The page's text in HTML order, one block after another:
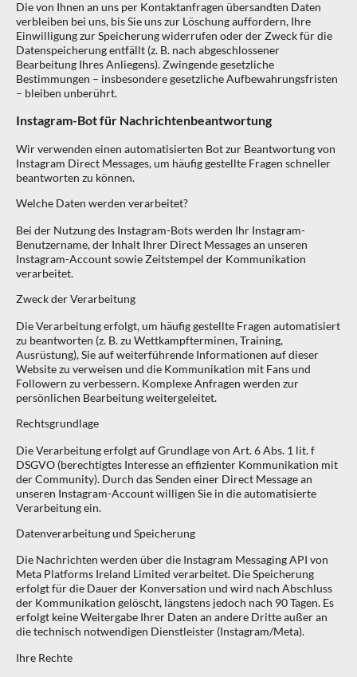
Die von Ihnen an uns per Kontaktanfragen übersandten Daten
verbleiben bei uns, bis Sie uns zur Löschung auffordern, Ihre
Einwilligung zur Speicherung widerrufen oder der Zweck für die
Datenspeicherung entfällt (z. B. nach abgeschlossener
Bearbeitung Ihres Anliegens). Zwingende gesetzliche
Bestimmungen – insbesondere gesetzliche Aufbewahrungsfristen
– bleiben unberührt.
Instagram-Bot für Nachrichtenbeantwortung
Wir verwenden einen automatisierten Bot zur Beantwortung von
Instagram Direct Messages, um häufig gestellte Fragen schneller
beantworten zu können.
Welche Daten werden verarbeitet?
Bei der Nutzung des Instagram-Bots werden Ihr Instagram-
Benutzername, der Inhalt Ihrer Direct Messages an unseren
Instagram-Account sowie Zeitstempel der Kommunikation
verarbeitet.
Zweck der Verarbeitung
Die Verarbeitung erfolgt, um häufig gestellte Fragen automatisiert
zu beantworten (z. B. zu Wettkampfterminen, Training,
Ausrüstung), Sie auf weiterführende Informationen auf dieser
Website zu verweisen und die Kommunikation mit Fans und
Followern zu verbessern. Komplexe Anfragen werden zur
persönlichen Bearbeitung weitergeleitet.
Rechtsgrundlage
Die Verarbeitung erfolgt auf Grundlage von Art. 6 Abs. 1 lit. f
DSGVO (berechtigtes Interesse an effizienter Kommunikation mit
der Community). Durch das Senden einer Direct Message an
unseren Instagram-Account willigen Sie in die automatisierte
Verarbeitung ein.
Datenverarbeitung und Speicherung
Die Nachrichten werden über die Instagram Messaging API von
Meta Platforms Ireland Limited verarbeitet. Die Speicherung
erfolgt für die Dauer der Konversation und wird nach Abschluss
der Kommunikation gelöscht, längstens jedoch nach 90 Tagen. Es
erfolgt keine Weitergabe Ihrer Daten an andere Dritte außer an
die technisch notwendigen Dienstleister (Instagram/Meta).
Ihre Rechte